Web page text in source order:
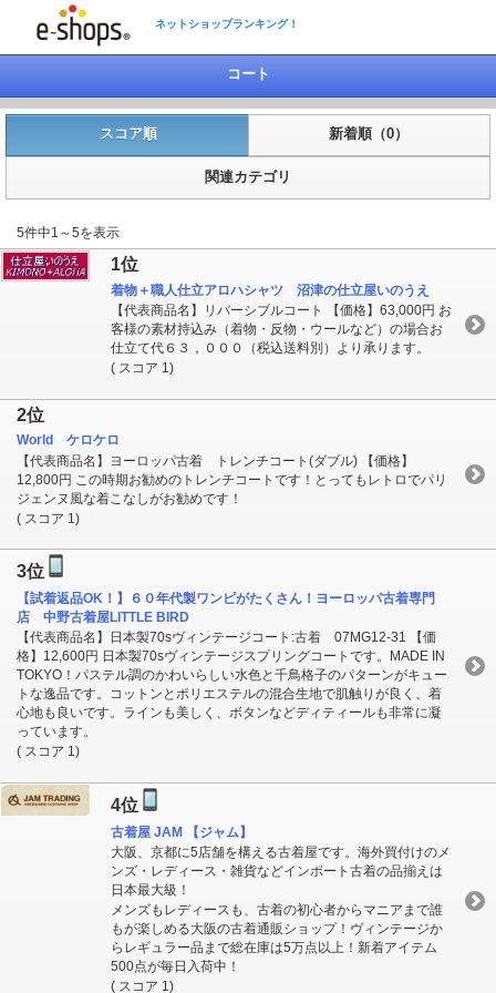
ネットショップランキング！
コート
スコア順 新着順（0）
関連カテゴリ
5件中1～5を表示
1位
着物＋職人仕立アロハシャツ 沼津の仕立屋いのうえ
【代表商品名】リバーシブルコート 【価格】63,000円 お
客様の素材持込み（着物・反物・ウールなど）の場合お
仕立て代６３，０００（税込送料別）より承ります。
( スコア 1)
2位
World ケロケロ
【代表商品名】ヨーロッパ古着 トレンチコート(ダブル) 【価格】
12,800円 この時期お勧めのトレンチコートです！とってもレトロでパリ
ジェンヌ風な着こなしがお勧めです！
( スコア 1)
3位
【試着返品OK！】６０年代製ワンピがたくさん！ヨーロッパ古着専門
店 中野古着屋LITTLE BIRD
【代表商品名】日本製70sヴィンテージコート:古着 07MG12-31 【価
格】12,600円 日本製70sヴィンテージスプリングコートです。MADE IN
TOKYO！パステル調のかわいらしい水色と千鳥格子のパターンがキュー
トな逸品です。コットンとポリエステルの混合生地で肌触りが良く、着
心地も良いです。ラインも美しく、ボタンなどディティールも非常に凝
っています。
( スコア 1)
4位
古着屋 JAM 【ジャム】
大阪、京都に5店舗を構える古着屋です。海外買付けのメ
ンズ・レディース・雑貨などインポート古着の品揃えは
日本最大級！
メンズもレディースも、古着の初心者からマニアまで誰
もが楽しめる大阪の古着通販ショップ！ヴィンテージか
らレギュラー品まで総在庫は5万点以上！新着アイテム
500点が毎日入荷中！
( スコア 1)